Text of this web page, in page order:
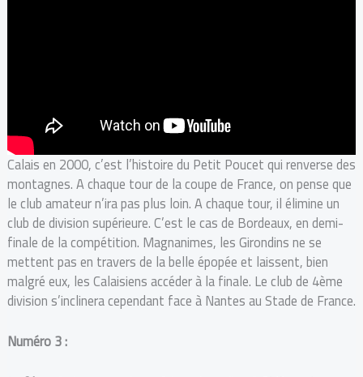
Calais en 2000, c’est l’histoire du Petit Poucet qui renverse des
montagnes. A chaque tour de la coupe de France, on pense que
le club amateur n’ira pas plus loin. A chaque tour, il élimine un
club de division supérieure. C’est le cas de Bordeaux, en demi-
finale de la compétition. Magnanimes, les Girondins ne se
mettent pas en travers de la belle épopée et laissent, bien
malgré eux, les Calaisiens accéder à la finale. Le club de 4ème
division s’inclinera cependant face à Nantes au Stade de France.
Numéro 3 :